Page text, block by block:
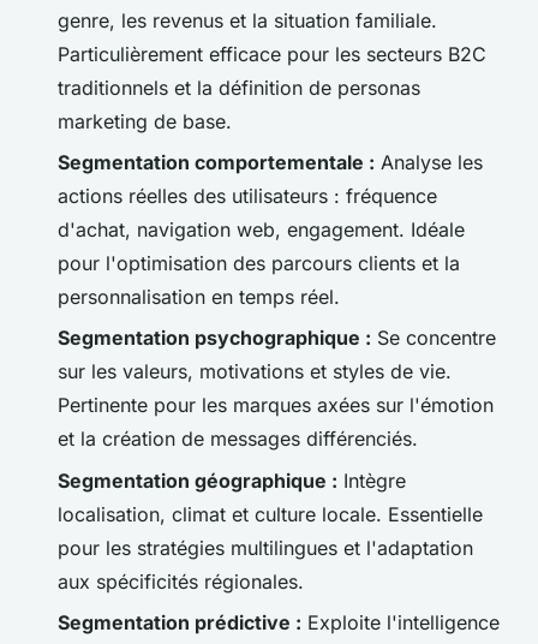
genre, les revenus et la situation familiale.
Particulièrement efficace pour les secteurs B2C
traditionnels et la définition de personas
marketing de base.
Segmentation comportementale : Analyse les
actions réelles des utilisateurs : fréquence
d'achat, navigation web, engagement. Idéale
pour l'optimisation des parcours clients et la
personnalisation en temps réel.
Segmentation psychographique : Se concentre
sur les valeurs, motivations et styles de vie.
Pertinente pour les marques axées sur l'émotion
et la création de messages différenciés.
Segmentation géographique : Intègre
localisation, climat et culture locale. Essentielle
pour les stratégies multilingues et l'adaptation
aux spécificités régionales.
Segmentation prédictive : Exploite l'intelligence